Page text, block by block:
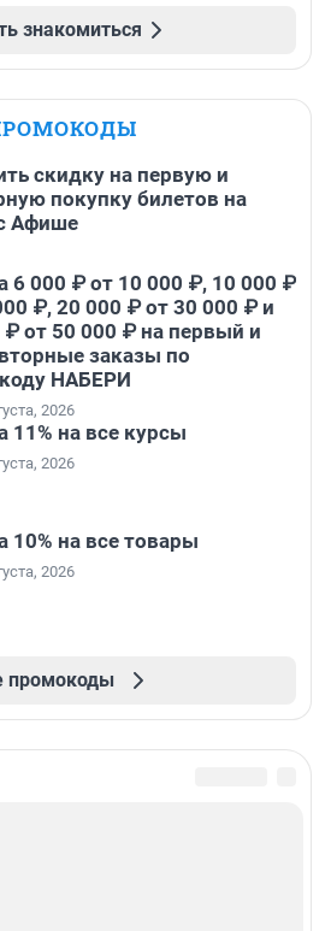
знакомиться
скидку на первую и
покупку билетов на
Афише
6 000 ₽ от 10 000 ₽, 10 000 ₽
₽, 20 000 ₽ от 30 000 ₽ и
₽ от 50 000 ₽ на первый и
заказы по
НАБЕРИ
2026
11% на все курсы
2026
10% на все товары
2026
промокоды